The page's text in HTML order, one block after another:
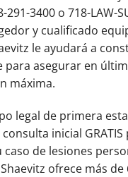
291-3400 o 718-LAW-
y cualificado
le ayudará a
para asegurar en
máxima.
legal de primera
inicial
caso de lesiones
ofrece más de